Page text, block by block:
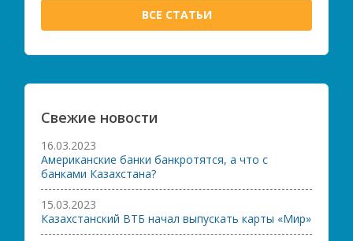
ВСЕ СТАТЬИ
Свежие новости
16.03.2023
Американские банки банкротятся, а что с
банками Казахстана?
15.03.2023
Казахстанский ВТБ начал выпускать карты «Мир»